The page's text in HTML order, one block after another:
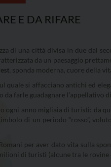
E DA RIFARE
di una città divisa in due dal
da un paesaggio
, sponda moderna, cuore della
quale si affacciano antichi ed
farle guadagnare l’appellativo di
ogni anno migliaia di turisti: da
di un periodo “rosso”,
per aver dato vita sulla
di turisti (alcune tra le